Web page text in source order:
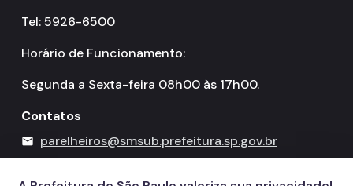
Tel: 5926-6500
Horário de Funcionamento:
Segunda a Sexta-feira 08h00 às 17h00.
Contatos
mail parelheiros@smsub.prefeitura.sp.gov.br
156